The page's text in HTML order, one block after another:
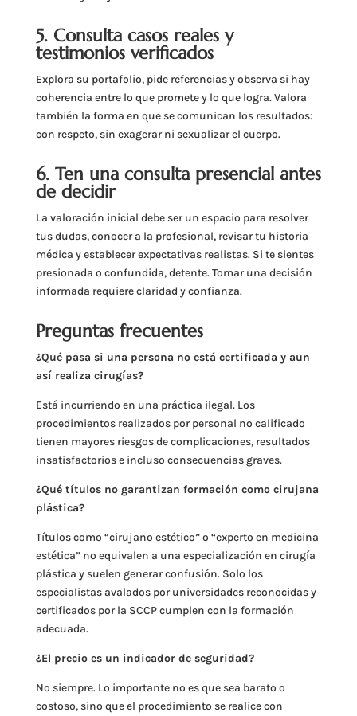
5. Consulta casos reales y
testimonios verificados
Explora su portafolio, pide referencias y observa si hay
coherencia entre lo que promete y lo que logra. Valora
también la forma en que se comunican los resultados:
con respeto, sin exagerar ni sexualizar el cuerpo.
6. Ten una consulta presencial antes
de decidir
La valoración inicial debe ser un espacio para resolver
tus dudas, conocer a la profesional, revisar tu historia
médica y establecer expectativas realistas. Si te sientes
presionada o confundida, detente. Tomar una decisión
informada requiere claridad y confianza.
Preguntas frecuentes
¿Qué pasa si una persona no está certificada y aun
así realiza cirugías?
Está incurriendo en una práctica ilegal. Los
procedimientos realizados por personal no calificado
tienen mayores riesgos de complicaciones, resultados
insatisfactorios e incluso consecuencias graves.
¿Qué títulos no garantizan formación como cirujana
plástica?
Títulos como “cirujano estético” o “experto en medicina
estética” no equivalen a una especialización en cirugía
plástica y suelen generar confusión. Solo los
especialistas avalados por universidades reconocidas y
certificados por la SCCP cumplen con la formación
adecuada.
¿El precio es un indicador de seguridad?
No siempre. Lo importante no es que sea barato o
costoso, sino que el procedimiento se realice con